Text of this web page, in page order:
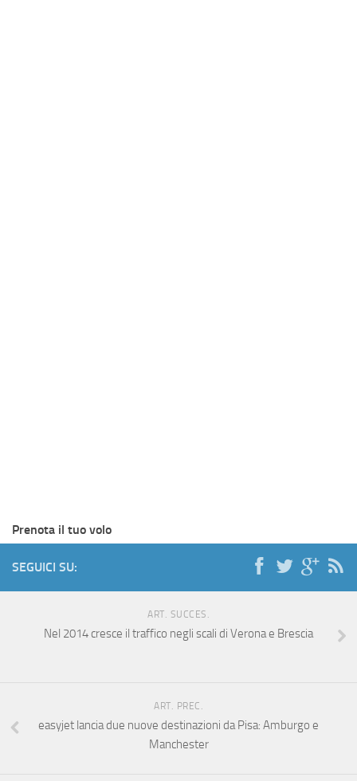
Prenota il tuo volo
SEGUICI SU:
ART. SUCCES.
Nel 2014 cresce il traffico negli scali di Verona e Brescia
ART. PREC.
easyjet lancia due nuove destinazioni da Pisa: Amburgo e
Manchester